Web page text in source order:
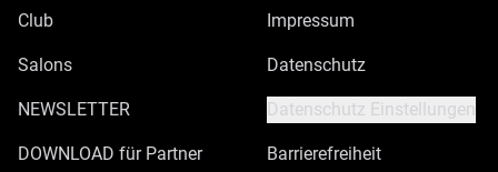
Club
Salons
NEWSLETTER
DOWNLOAD für Partner
Impressum
Datenschutz
Datenschutz Einstellungen
Barrierefreiheit